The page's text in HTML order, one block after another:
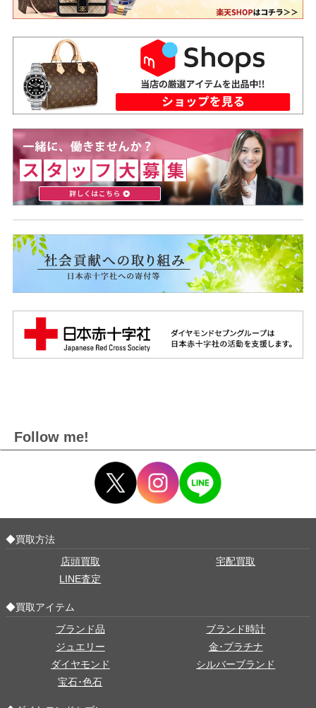
Follow me!
◆買取方法
店頭買取
宅配買取
LINE査定
◆買取アイテム
ブランド品
ブランド時計
ジュエリー
金･プラチナ
ダイヤモンド
シルバーブランド
宝石･色石